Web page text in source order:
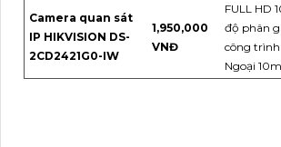
Camera quan sát
IP HIKVISION DS-
2CD2421G0-IW
1,950,000
VNĐ
FULL HD
độ phân
công
Ngoại 10m